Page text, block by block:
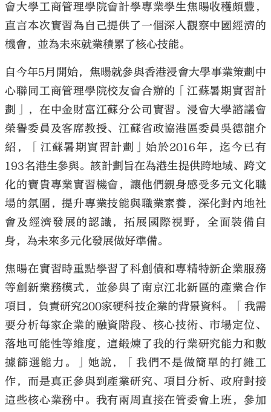
會大學工商管理學院會計學專業學生焦暘收穫頗豐，
直言本次實習為自己提供了一個深入觀察中國經濟的
機會，並為未來就業積累了核心技能。
自今年5月開始，焦暘就參與香港浸會大學事業策劃中
心聯同工商管理學院校友會合辦的「江蘇暑期實習計
劃」，在中金財富江蘇分公司實習。浸會大學諮議會
榮譽委員及客席教授、江蘇省政協港區委員吳德龍介
紹，「江蘇暑期實習計劃」始於2016年，迄今已有
193名港生參與。該計劃旨在為港生提供跨地域、跨文
化的寶貴專業實習機會，讓他們親身感受多元文化職
場的氛圍，提升專業技能與職業素養，深化對內地社
會及經濟發展的認識，拓展國際視野，全面裝備自
身，為未來多元化發展做好準備。
焦暘在實習時重點學習了科創債和專精特新企業服務
等創新業務模式，並參與了南京江北新區的產業合作
項目，負責研究200家硬科技企業的背景資料。「我需
要分析每家企業的融資階段、核心技術、市場定位、
落地可能性等維度，這鍛煉了我的行業研究能力和數
據篩選能力。」她說，「我們不是做簡單的打雜工
作，而是真正參與到產業研究、項目分析、政府對接
這些核心業務中。我有兩周直接在管委會上班，參加